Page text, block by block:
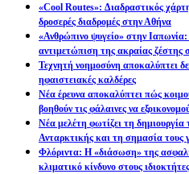
«Cool Routes»: Διαδραστικός
δροσερές διαδρομές στην Αθήνα
«Ανθρώπινο ψυγείο» στην
αντιμετώπιση της ακραίας ζέστης
Τεχνητή νοημοσύνη αποκαλύπτει
ηφαιστειακές καλδέρες
Νέα έρευνα αποκαλύπτει πώς
βοηθούν τις φάλαινες να
Νέα μελέτη φωτίζει τη
Ανταρκτικής και τη σημασία τους
Φλόριντα: Η «διάσωση» της
κλιματικό κίνδυνο στους